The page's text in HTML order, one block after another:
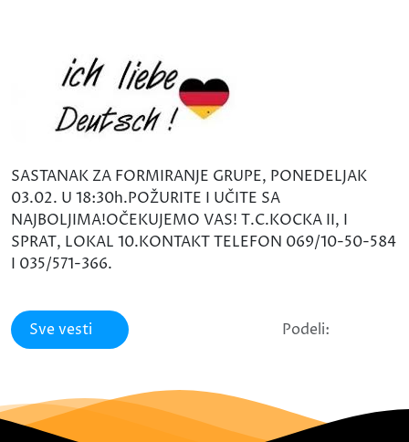
SASTANAK ZA FORMIRANJE GRUPE, PONEDELJAK
03.02. U 18:30h.POŽURITE I UČITE SA
NAJBOLJIMA!OČEKUJEMO VAS! T.C.KOCKA II, I
SPRAT, LOKAL 10.KONTAKT TELEFON 069/10-50-584
I 035/571-366.
Sve vesti Podeli: